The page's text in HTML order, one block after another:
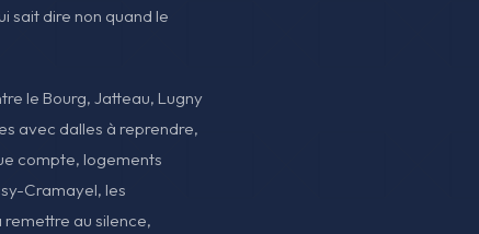
sait dire non quand le
le Bourg, Jatteau, Lugny
avec dalles à reprendre,
compte, logements
Cramayel, les
au silence,